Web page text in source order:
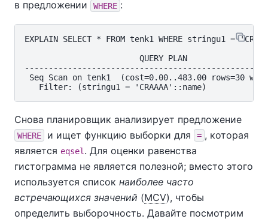
в предложении WHERE :
EXPLAIN SELECT * FROM tenk1 WHERE stringu1 =
                        QUERY PLAN
Seq Scan on tenk1  (cost=0.00..483.00 rows=30
Снова планировщик анализирует предложение
WHERE и ищет функцию выборки для = , которая
является eqsel . Для оценки равенства
гистограмма не является полезной; вместо этого
используется список наиболее часто
встречающихся значений (MCV), чтобы
определить выборочность. Давайте посмотрим